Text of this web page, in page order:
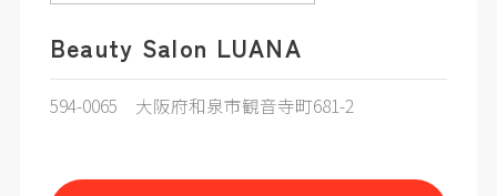
Beauty Salon LUANA
594-0065 大阪府和泉市観音寺町681-2